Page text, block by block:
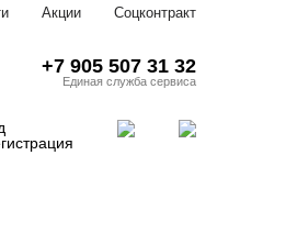
Акции Соцконтракт
+7 905 507 31 32
Единая служба сервиса